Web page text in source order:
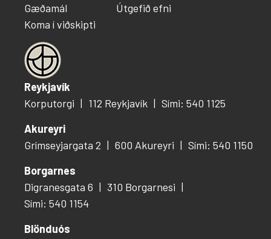
Reykjavík
Korputorgi
112 Reykjavík
Sími: 540 1125
Akureyri
Grímseyjargata 2
600 Akureyri
Sími: 540 1150
Borgarnes
Digranesgata 6
310 Borgarnesi
Sími: 540 1154
Blönduós
Gæðamál
Koma í viðskipti
Útgefið efni